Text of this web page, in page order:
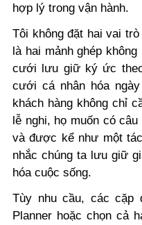
hợp lý trong vận hành.
Tôi không đặt hai vai
là hai mảnh ghép
cưới lưu giữ ký ức
cưới cá nhân hóa
khách hàng không chỉ
lễ nghi, họ muốn có
và được kể như một
nhắc chúng ta lưu giữ
hóa cuộc sống.
Tùy nhu cầu, các cặp
Planner hoặc chọn cả